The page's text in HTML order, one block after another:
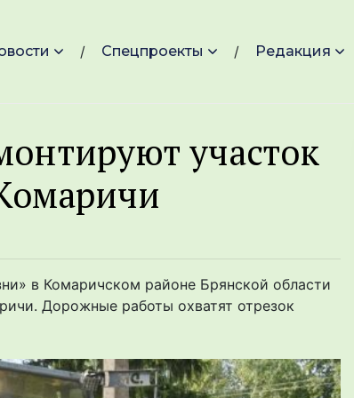
Спецпроекты Редакция
участок
в Комаричском районе Брянской области
Дорожные работы охватят отрезок